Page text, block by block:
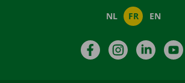
NL FR EN
FacebookInstagramLinkedIn